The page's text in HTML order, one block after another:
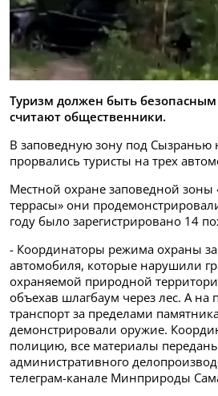
Туризм должен быть
считают общественники.
В заповедную зону под Сызранью
прорвались туристы на трех
Местной охране заповедной зоны
террасы» они
году было зарегистрировано 14
- Координаторы режима охраны
автомобиля, которые нарушили
охраняемой природной
объехав шлагбаум через лес. А на
транспорт за пределами
демонстрировали оружие.
полицию, все материалы
административного
телеграм-канале Минприроды